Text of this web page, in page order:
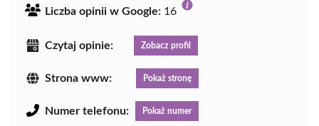
Liczba opinii w Google: 16
Czytaj opinie: Zobacz profil
Strona www: Pokaż stronę
Numer telefonu: Pokaż numer